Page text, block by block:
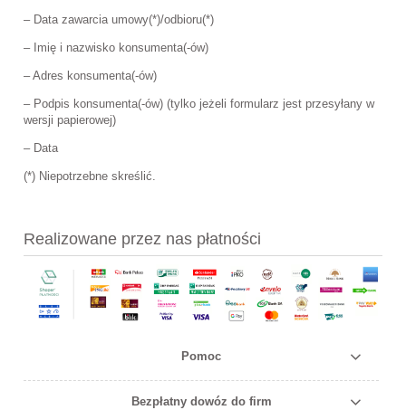
– Data zawarcia umowy(*)/odbioru(*)
– Imię i nazwisko konsumenta(-ów)
– Adres konsumenta(-ów)
– Podpis konsumenta(-ów) (tylko jeżeli formularz jest przesyłany w
wersji papierowej)
– Data
(*) Niepotrzebne skreślić.
Realizowane przez nas płatności
Pomoc
Bezpłatny dowóz do firm